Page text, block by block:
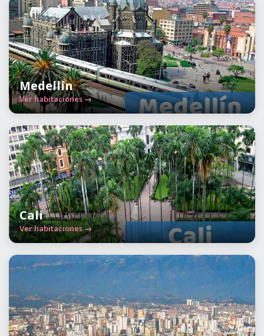
Medellín
Ver habitaciones →
Cali
Ver habitaciones →